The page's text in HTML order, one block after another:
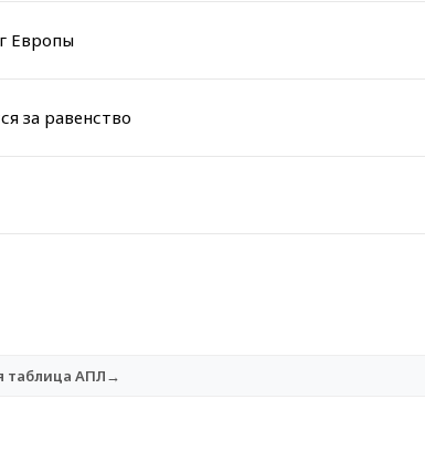
Европы
за равенство
таблица АПЛ→